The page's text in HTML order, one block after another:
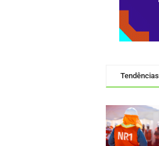
Tendências